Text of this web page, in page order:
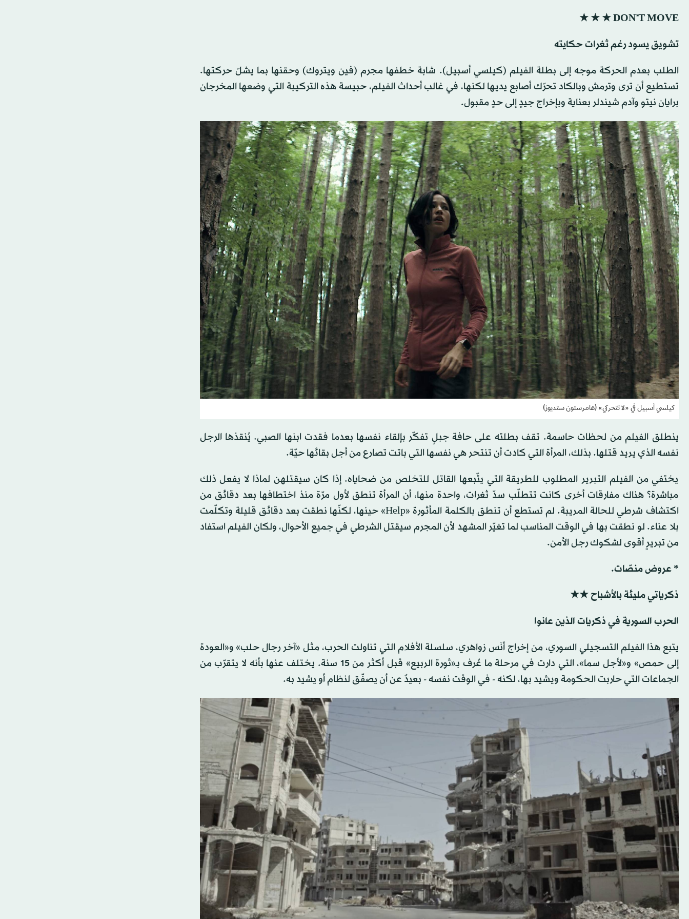
DON’T MOVE ★ ★ ★‬
تشويق يسود رغم ثغرات حكايته
الطلب بعدم الحركة موجه إلى بطلة الفيلم (كيلسي أسبيل). شابة خطفها مجرم (فين ويتروك) وحقنها بما يشلّ حركتها.
تستطيع أن ترى وترمش وبالكاد تحرّك أصابع يديها لكنها، في غالب أحداث الفيلم، حبيسة هذه التركيبة التي وضعها المخرجان
برايان نيتو وآدم شيندلر بعناية وبإخراج جيدٍ إلى حدٍ مقبول.
كيلسي أسبيل في «لا تتحركي» (هامرستون ستديوز)
ينطلق الفيلم من لحظات حاسمة. تقف بطلته على حافة جبلٍ تفكّر بإلقاء نفسها بعدما فقدت ابنها الصبي. يُنقذها الرجل
نفسه الذي يريد قتلها. بذلك، المرأة التي كادت أن تنتحر هي نفسها التي باتت تصارع من أجل بقائها حيّة.
يختفي من الفيلم التبرير المطلوب للطريقة التي يتّبعها القاتل للتخلص من ضحاياه. إذا كان سيقتلهن لماذا لا يفعل ذلك
مباشرة؟ هناك مفارقات أخرى كانت تتطلّب سدّ ثغرات، واحدة منها، أن المرأة تنطق لأول مرّة منذ اختطافها بعد دقائق من
اكتشاف شرطي للحالة المريبة. لم تستطع أن تنطق بالكلمة المأثورة «Help» حينها، لكنّها نطقت بعد دقائق قليلة وتكلّمت
بلا عناء. لو نطقت بها في الوقت المناسب لما تغيّر المشهد لأن المجرم سيقتل الشرطي في جميع الأحوال، ولكان الفيلم استفاد
من تبريرٍ أقوى لشكوك رجل الأمن.
* عروض منصّات.
ذكرياتي مليئة بالأشباح ★★
الحرب السورية في ذكريات الذين عانوا
يتبع هذا الفيلم التسجيلي السوري، من إخراج أنَس زواهري، سلسلة الأفلام التي تناولت الحرب، مثل «آخر رجال حلب» و«العودة
إلى حمص» و«لأجل سما»، التي دارت في مرحلة ما عُرف بـ«ثورة الربيع» قبل أكثر من 15 سنة. يختلف عنها بأنه لا يتقرّب من
الجماعات التي حاربت الحكومة ويشيد بها، لكنه - في الوقت نفسه - بعيدٌ عن أن يصفّق لنظام أو يشيد به.